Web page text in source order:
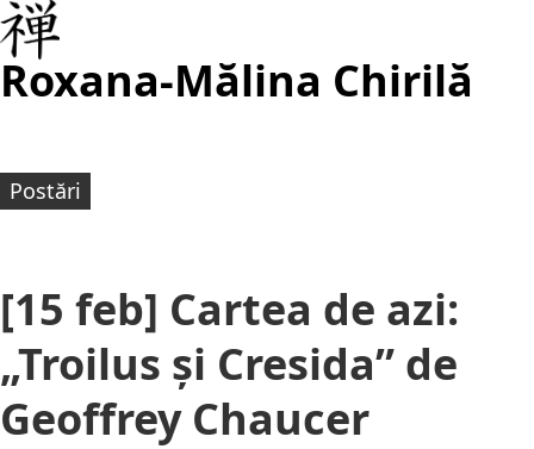
Roxana-Mălina Chirilă
Postări
[15 feb] Cartea de azi:
„Troilus și Cresida” de
Geoffrey Chaucer